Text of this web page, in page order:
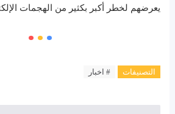
يعرضهم لخطر أكبر بكثير من الهجمات
التصنيفات # اخبار